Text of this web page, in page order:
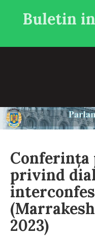
Buletin
Conferința
privind
2023)